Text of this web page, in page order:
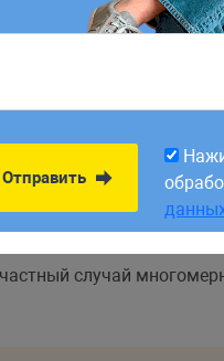
случай
Отправить